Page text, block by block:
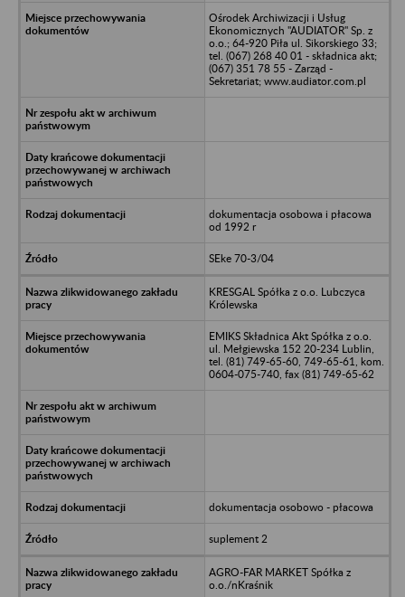
Ośrodek Archiwizacji i Usług
Ekonomicznych "AUDIATOR" Sp. z
o.o.; 64-920 Piła ul. Sikorskiego 33;
tel. (067) 268 40 01 - składnica akt;
(067) 351 78 55 - Zarząd -
Sekretariat; www.audiator.com.pl
dokumentacja osobowa i płacowa
od 1992 r
SEke 70-3/04
KRESGAL Spółka z o.o. Lubczyca
Królewska
EMIKS Składnica Akt Spółka z o.o.
ul. Mełgiewska 152 20-234 Lublin,
tel. (81) 749-65-60, 749-65-61, kom.
0604-075-740, fax (81) 749-65-62
dokumentacja osobowo - płacowa
suplement 2
AGRO-FAR MARKET Spółka z
o.o./nKraśnik